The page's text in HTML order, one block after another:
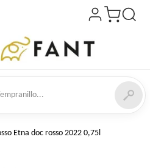
Etna doc rosso 2022 0,75l